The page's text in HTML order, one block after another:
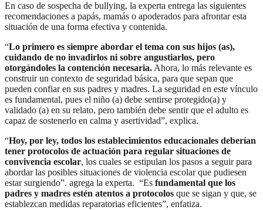
En caso de sospecha de bullying, la experta entrega las siguientes
recomendaciones a papás, mamás o apoderados para afrontar esta
situación de una forma efectiva y contenida.
“Lo primero es siempre abordar el tema con sus hijos (as),
cuidando de no invadirlos ni sobre angustiarlos, pero
otorgándoles la contención necesaria. Ahora, lo más relevante es
construir un contexto de seguridad básica, para que sepan que
pueden confiar en sus padres y madres. La seguridad en este vínculo
es fundamental, pues el niño (a) debe sentirse protegido(a) y
validado (a) en su relato, pero también debe sentir que el adulto es
capaz de sostenerlo en calma y asertividad”, explica.
“Hoy, por ley, todos los establecimientos educacionales deberían
tener protocolos de actuación para regular situaciones de
convivencia escolar, los cuales se estipulan los pasos a seguir para
abordar las posibles situaciones de violencia escolar que pudiesen
estar surgiendo”. agrega la experta. “Es fundamental que los
padres y madres estén atentos a protocolos que se sigan y que, se
establezcan medidas reparatorias eficientes”, enfatiza.